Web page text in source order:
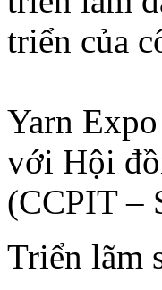
triển của
Yarn
với Hội
(CCPIT –
Triển lãm